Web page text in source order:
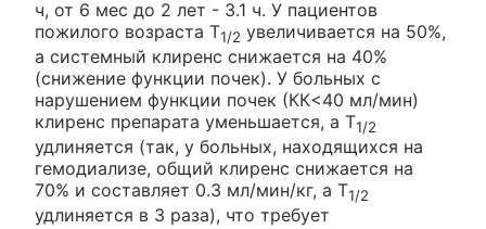
ч, от 6 мес до 2 лет - 3.1 ч. У пациентов
пожилого возраста T1/2 увеличивается на 50%,
а системный клиренс снижается на 40%
(снижение функции почек). У больных с
нарушением функции почек (КК<40 мл/мин)
клиренс препарата уменьшается, а T1/2
удлиняется (так, у больных, находящихся на
гемодиализе, общий клиренс снижается на
70% и составляет 0.3 мл/мин/кг, а T1/2
удлиняется в 3 раза), что требует